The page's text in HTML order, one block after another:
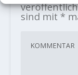
sind mit *